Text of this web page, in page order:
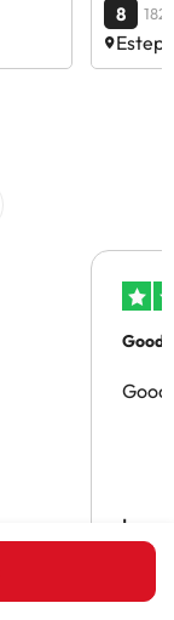
8
Good
Good